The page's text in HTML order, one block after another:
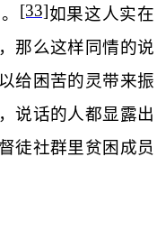
[33]如果这人实在
那么这样同情的说
给困苦的灵带来振
说话的人都显露出
徒社群里贫困成员